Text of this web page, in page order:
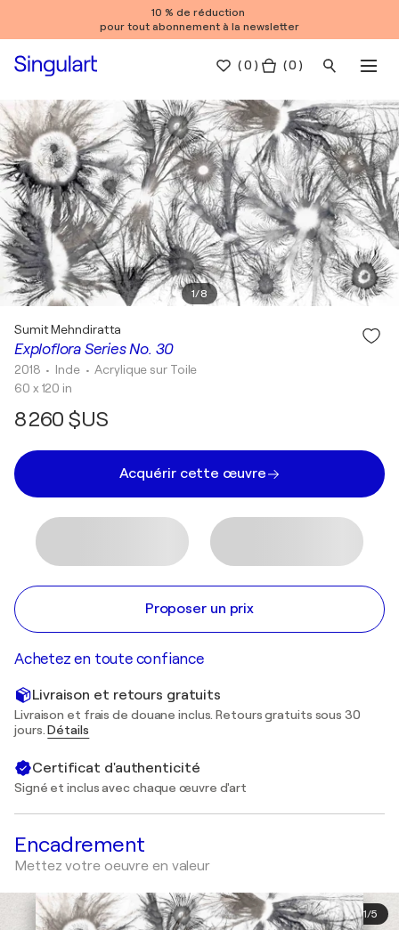
10 % de réduction
pour tout abonnement à la newsletter
(0 ) ( 0 )
1/8
Exploflora Series No. 30
Sumit Mehndiratta
2018 • Inde •Acrylique sur Toile
60 x 120 in
8 260 $US
Acquérir cette œuvre
Proposer un prix
Achetez en toute confiance
Livraison et retours gratuits
Livraison et frais de douane inclus. Retours gratuits sous 30
jours.Détails
Certificat d'authenticité
Signé et inclus avec chaque œuvre d'art
Encadrement
Mettez votre oeuvre en valeur
1/5